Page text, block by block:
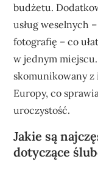
budżetu.
usług weselnych
fotografię – co
w jednym
skomunikowany z
Europy, co
uroczystość.
Jakie są
dotyczące